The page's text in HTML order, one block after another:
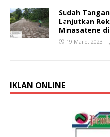
Sudah
Lanjutkan
Minasatene
19 Maret 2023
IKLAN ONLINE